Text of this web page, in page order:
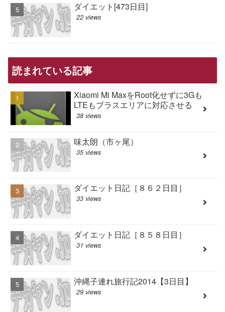
ダイエット[473日目]
22 views
読まれている記事
Xiaomi Mi MaxをRoot化せずに3Gも
LTEもプラスエリアに対応させる
38 views
味太朗（市ヶ尾）
35 views
ダイエット日記［８６２日目］
33 views
ダイエット日記［８５８日目］
31 views
沖縄子連れ旅行記2014【3日目】
29 views